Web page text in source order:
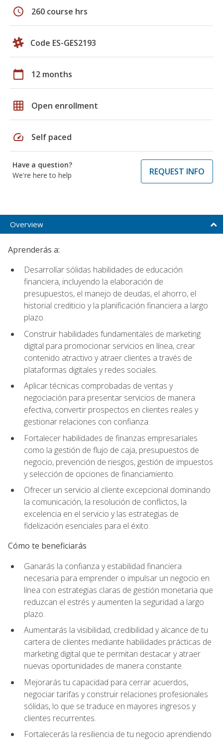
schedule 260 course hrs
Code ES-GES2193
calendar_today 12 months
grid_on Open enrollment
speed Self paced
Have a question?
We're here to help
REQUEST INFO
Overview
Aprenderás a:
Desarrollar sólidas habilidades de educación
financiera, incluyendo la elaboración de
presupuestos, el manejo de deudas, el ahorro, el
historial crediticio y la planificación financiera a largo
plazo.
Construir habilidades fundamentales de marketing
digital para promocionar servicios en línea, crear
contenido atractivo y atraer clientes a través de
plataformas digitales y redes sociales.
Aplicar técnicas comprobadas de ventas y
negociación para presentar servicios de manera
efectiva, convertir prospectos en clientes reales y
gestionar relaciones con confianza.
Fortalecer habilidades de finanzas empresariales
como la gestión de flujo de caja, presupuestos de
negocio, prevención de riesgos, gestión de impuestos
y selección de opciones de financiamiento.
Ofrecer un servicio al cliente excepcional dominando
la comunicación, la resolución de conflictos, la
excelencia en el servicio y las estrategias de
fidelización esenciales para el éxito.
Cómo te beneficiarás
Ganarás la confianza y estabilidad financiera
necesaria para emprender o impulsar un negocio en
línea con estrategias claras de gestión monetaria que
reduzcan el estrés y aumenten la seguridad a largo
plazo.
Aumentarás la visibilidad, credibilidad y alcance de tu
cartera de clientes mediante habilidades prácticas de
marketing digital que te permitan destacar y atraer
nuevas oportunidades de manera constante.
Mejorarás tu capacidad para cerrar acuerdos,
negociar tarifas y construir relaciones profesionales
sólidas, lo que se traduce en mayores ingresos y
clientes recurrentes.
Fortalecerás la resiliencia de tu negocio aprendiendo